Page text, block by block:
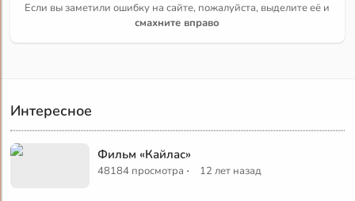
Если вы заметили ошибку на сайте, пожалуйста, выделите её и
смахните вправо
Интересное
Фильм «Кайлас»
48184 просмотра · 12 лет назад